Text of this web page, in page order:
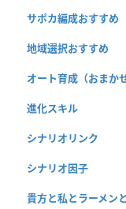
サポカ編成おすすめ
地域選択おすすめ
オート育成（おまか
進化スキル
シナリオリンク
シナリオ因子
貴方と私とラーメンと